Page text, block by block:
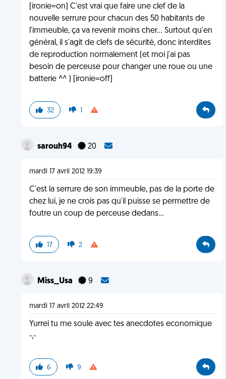
[ironie=on] C'est vrai que faire une clef de la
nouvelle serrure pour chacun des 50 habitants de
l'immeuble, ça va revenir moins cher... Surtout qu'en
général, il s'agit de clefs de sécurité, donc interdites
de reproduction normalement (et moi j'ai pas
besoin de perceuse pour changer une roue ou une
batterie ^^ ) [ironie=off]
32 1
sarouh94 20
mardi 17 avril 2012 19:39
C'est la serrure de son immeuble, pas de la porte de
chez lui, je ne crois pas qu'il puisse se permettre de
foutre un coup de perceuse dedans...
17 2
Miss_Usa 9
mardi 17 avril 2012 22:49
Yurrei tu me soule avec tes anecdotes economique
-,-
6 9